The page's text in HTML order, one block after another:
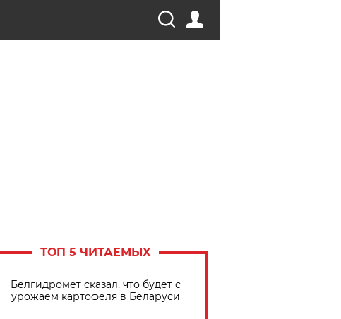
ТОП 5 ЧИТАЕМЫХ
Белгидромет сказал, что будет с
урожаем картофеля в Беларуси